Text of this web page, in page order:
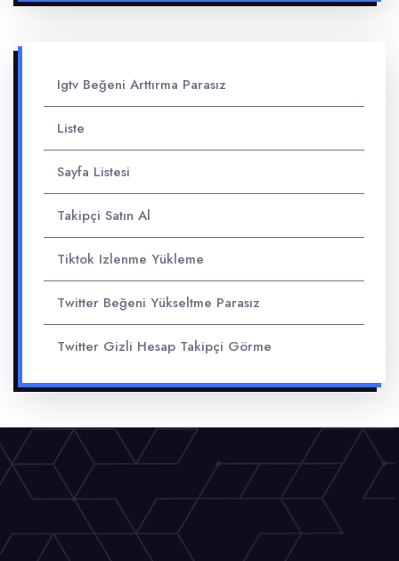
Igtv Beğeni Arttırma Parasız
Liste
Sayfa Listesi
Takipçi Satın Al
Tiktok Izlenme Yükleme
Twitter Beğeni Yükseltme Parasız
Twitter Gizli Hesap Takipçi Görme